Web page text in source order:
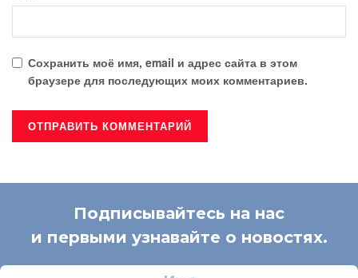
Сохранить моё имя, email и адрес сайта в этом
браузере для последующих моих комментариев.
Подписывайтесь на нас
и первыми узнавайте о новостях.